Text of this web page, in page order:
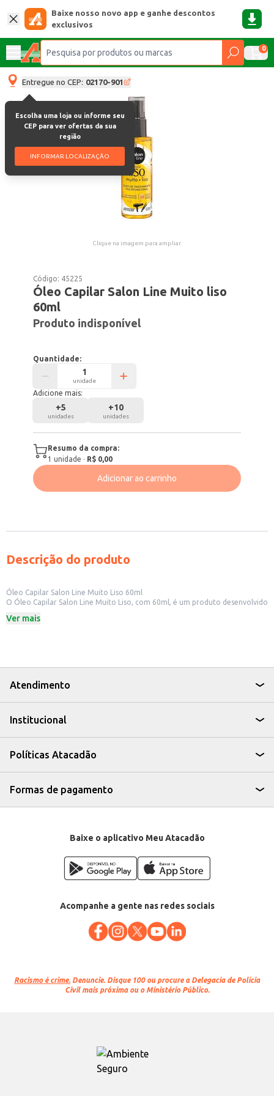
Baixe nosso novo app e ganhe descontos
exclusivos
0
Entregue no CEP: 02170-901
Escolha uma loja ou informe seu
CEP para ver ofertas da sua
região
INFORMAR LOCALIZAÇÃO
Clique na imagem para ampliar.
Código: 45225
Óleo Capilar Salon Line Muito liso
60ml
Produto indisponível
Quantidade:
unidade
Adicione mais:
+5
unidades
+10
unidades
Resumo da compra:
1 unidade · R$ 0,00
Adicionar ao carrinho
Descrição do produto
Óleo Capilar Salon Line Muito Liso 60ml
O Óleo Capilar Salon Line Muito Liso, com 60ml, é um produto desenvolvido
em cabelos que necessitam de cuidados especiais, este óleo capilar oferece
Utilize antes de usar ferramentas de calor, como secador e chapinha, para
proteger os fios.
Pode ser usado diariamente para controlar o frizz e dar brilho.
Ver mais
Atendimento
Institucional
Políticas Atacadão
Formas de pagamento
Baixe o aplicativo Meu Atacadão
Acompanhe a gente nas redes sociais
Racismo é crime. Denuncie. Disque 100 ou procure a Delegacia de Polícia
Civil mais próxima ou o Ministério Público.